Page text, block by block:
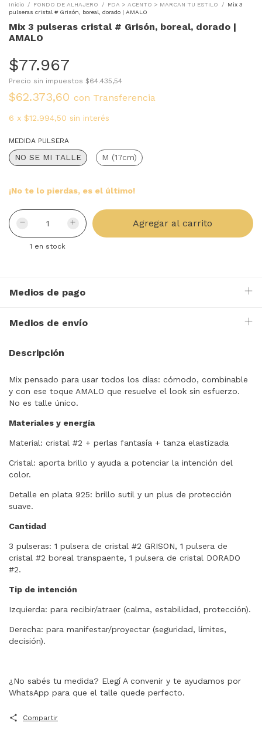
Inicio / FONDO DE ALHAJERO / FDA > ACENTO > MARCAN TU ESTILO /
Mix 3
pulseras cristal # Grisón, boreal, dorado | AMALO
Mix 3 pulseras cristal # Grisón, boreal, dorado |
AMALO
$77.967
Precio sin impuestos $64.435,54
$62.373,60 con Transferencia
6 x $12.994,50 sin interés
MEDIDA PULSERA
NO SE MI TALLE M (17cm)
¡No te lo pierdas, es el último!
1 en stock
Medios de pago
Medios de envío
Descripción
Mix pensado para usar todos los días: cómodo, combinable
y con ese toque AMALO que resuelve el look sin esfuerzo.
No es talle único.
Materiales y energía
Material: cristal #2 + perlas fantasía + tanza elastizada
Cristal: aporta brillo y ayuda a potenciar la intención del
color.
Detalle en plata 925: brillo sutil y un plus de protección
suave.
Cantidad
3 pulseras: 1 pulsera de cristal #2 GRISON, 1 pulsera de
cristal #2 boreal transpaente, 1 pulsera de cristal DORADO
#2.
Tip de intención
Izquierda: para recibir/atraer (calma, estabilidad, protección).
Derecha: para manifestar/proyectar (seguridad, límites,
decisión).
¿No sabés tu medida? Elegí A convenir y te ayudamos por
WhatsApp para que el talle quede perfecto.
Compartir